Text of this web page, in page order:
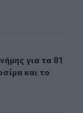
από τη
για τα 81
για τα 81
και το